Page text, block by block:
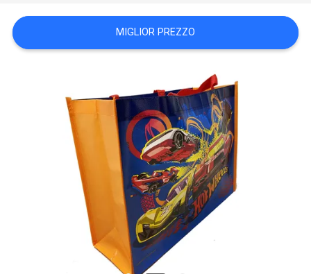
RICHIEDA
UNA
MAPPA
MIGLIOR PREZZO